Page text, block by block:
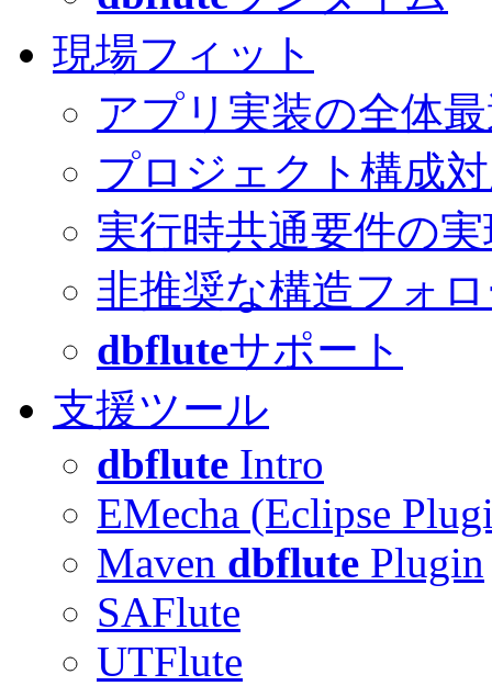
現場フィット
アプリ実装の全体
プロジェクト構成
実行時共通要件の
非推奨な構造フォ
dbfluteサポート
支援ツール
dbflute Intro
EMecha (Eclipse
Maven dbflute Plugin
SAFlute
UTFlute